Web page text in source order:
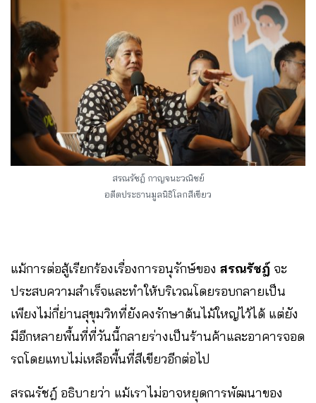
สรณรัชฎ์ กาญจนะวณิชย์
อดีตประธานมูลนิธิโลกสีเขียว
แม้การต่อสู้เรียกร้องเรื่องการอนุรักษ์ของ สรณรัชฎ์ จะ
ประสบความสำเร็จและทำให้บริเวณโดยรอบกลายเป็น
เพียงไม่กี่ย่านสุขุมวิทที่ยังคงรักษาต้นไม้ใหญ่ไว้ได้ แต่ยัง
มีอีกหลายพื้นที่ที่วันนี้กลายร่างเป็นร้านค้าและอาคารจอด
รถโดยแทบไม่เหลือพื้นที่สีเขียวอีกต่อไป
สรณรัชฎ์ อธิบายว่า แม้เราไม่อาจหยุดการพัฒนาของ